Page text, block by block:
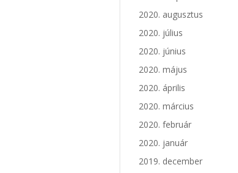
2020. augusztus
2020. július
2020. június
2020. május
2020. április
2020. március
2020. február
2020. január
2019. december